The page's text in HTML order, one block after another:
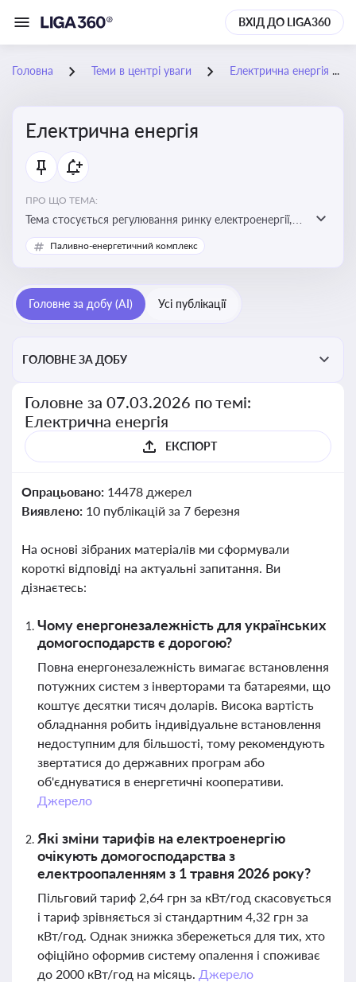
ВХІД ДО LIGA360
Головна Теми в центрі уваги Електрична енергія
Електрична енергія
ПРО ЩО ТЕМА:
Тема стосується регулювання ринку електроенергії,
включаючи її виробництво, постачання та фінансові
стимули для відновлюваної енергетики
Паливно-енергетичний комплекс
Головне за добу (AI) Усі публікації
ГОЛОВНЕ ЗА ДОБУ
Головне за 07.03.2026 по темі:
Електрична енергія
ЕКСПОРТ
Опрацьовано: 14478 джерел
Виявлено: 10 публікацій за 7 березня
На основі зібраних матеріалів ми сформували
короткі відповіді на актуальні запитання. Ви
дізнаєтесь:
Чому енергонезалежність для українських
домогосподарств є дорогою?
Повна енергонезалежність вимагає встановлення
потужних систем з інверторами та батареями, що
коштує десятки тисяч доларів. Висока вартість
обладнання робить індивідуальне встановлення
недоступним для більшості, тому рекомендують
звертатися до державних програм або
об'єднуватися в енергетичні кооперативи.
Джерело
Які зміни тарифів на електроенергію
очікують домогосподарства з
електроопаленням з 1 травня 2026 року?
Пільговий тариф 2,64 грн за кВт/год скасовується
і тариф зрівняється зі стандартним 4,32 грн за
кВт/год. Однак знижка збережеться для тих, хто
офіційно оформив систему опалення і споживає
до 2000 кВт/год на місяць. Джерело